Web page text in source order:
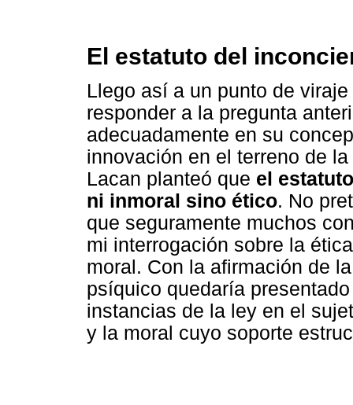
El estatuto del
Llego así a un punto de
responder a la pregunta
adecuadamente en su
innovación en el terreno de
Lacan planteó que el
ni inmoral sino ético. No
que seguramente muchos
mi interrogación sobre la
moral. Con la afirmación de
psíquico quedaría
instancias de la ley en el
y la moral cuyo soporte